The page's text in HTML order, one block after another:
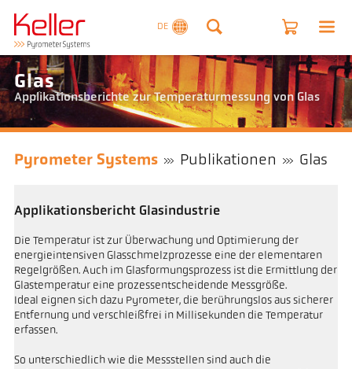
DE
Glas
Applikationsberichte zur Temperaturmessung von Glas
Pyrometer Systems Publikationen Glas
Applikationsbericht Glasindustrie
Die Temperatur ist zur Überwachung und Optimierung der
energieintensiven Glasschmelzprozesse eine der elementaren
Regelgrößen. Auch im Glasformungsprozess ist die Ermittlung der
Glastemperatur eine prozessentscheidende Messgröße.
Ideal eignen sich dazu Pyrometer, die berührungslos aus sicherer
Entfernung und verschleißfrei in Millisekunden die Temperatur
erfassen.
So unterschiedlich wie die Messstellen sind auch die